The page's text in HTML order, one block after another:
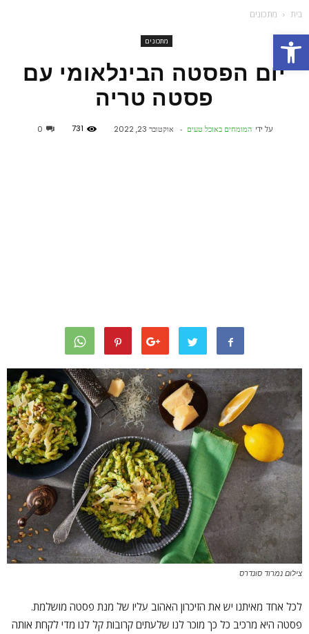
פתח סרגל נגישות
בית מתכונים
מתכונים
יום הפסטה הבינלאומי עם
פסטה טריה
על ידי המומחים באוכל טעים - אוקטובר 23, 2022 731
0
צילום נמרוד סונדרס
לכל אחד מאיתנו יש את הזיכרון האהוב עליו של מנת פסטה מושלמת.
פסטה היא מרכיב כל כך מוכר לנו שלעתים קרובות קל לנו מדי לקחת אותה